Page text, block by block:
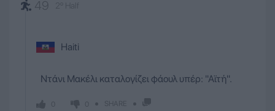
49 2º Half
Haiti
Ντάνι Μακέλι καταλογίζει φάουλ υπέρ: ''Αϊτή''.
SHARE